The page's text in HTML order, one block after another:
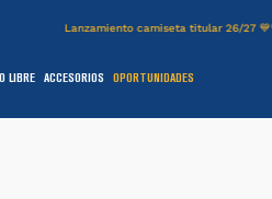
Lanzamiento camiseta titular 26/27
LIBRE ACCESORIOS OPORTUNIDADES